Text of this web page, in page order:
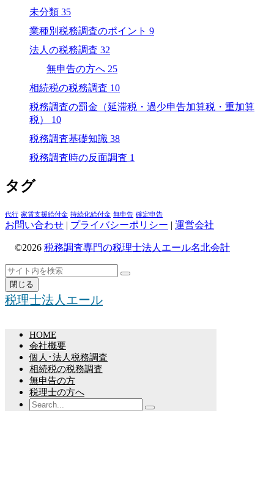
未分類 35
業種別税務調査のポイント 9
法人の税務調査 32
無申告の方へ 25
相続税の税務調査 10
税務調査の罰金（延滞税・過少申告加算税・重加算
税） 10
税務調査基礎知識 38
税務調査時の反面調査 1
タグ
代行 家賃支援給付金 持続化給付金 無申告 確定申告
お問い合わせ | プライバシーポリシー | 運営会社
©2026 税務調査専門の税理士法人エール名北会計
ト
ッ
プ
へ
検
索
検
閉じる
税理士法人エール
HOME
会社概要
個人･法人税務調査
相続税の税務調査
無申告の方
税理士の方へ